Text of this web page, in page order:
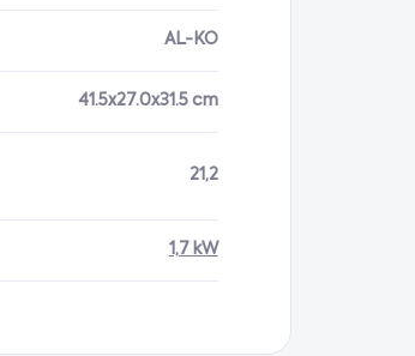
AL-KO
41.5x27.0x31.5 cm
21,2
1,7 kW